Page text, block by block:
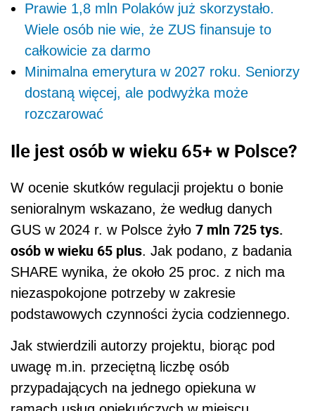
Prawie 1,8 mln Polaków już skorzystało.
Wiele osób nie wie, że ZUS finansuje to
całkowicie za darmo
Minimalna emerytura w 2027 roku. Seniorzy
dostaną więcej, ale podwyżka może
rozczarować
Ile jest osób w wieku 65+ w Polsce?
W ocenie skutków regulacji projektu o bonie
senioralnym wskazano, że według danych
GUS w 2024 r. w Polsce żyło 7 mln 725 tys.
osób w wieku 65 plus. Jak podano, z badania
SHARE wynika, że około 25 proc. z nich ma
niezaspokojone potrzeby w zakresie
podstawowych czynności życia codziennego.
Jak stwierdzili autorzy projektu, biorąc pod
uwagę m.in. przeciętną liczbę osób
przypadających na jednego opiekuna w